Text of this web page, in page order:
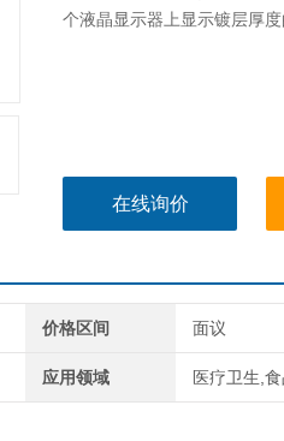
个液晶显示器上显示镀层厚
在线询价
价格区间 面议
应用领域 医疗卫生,